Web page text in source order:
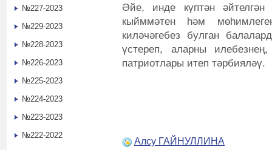
Әйе, инде күптән
кыйммәтен һәм
киләчәгебез булган
үстереп, аларны
патриотлары итеп тәрбияләү.
Алсу ГАЙНУЛЛИНА
№227-2023
№229-2023
№228-2023
№226-2023
№225-2023
№224-2023
№223-2023
№222-2022